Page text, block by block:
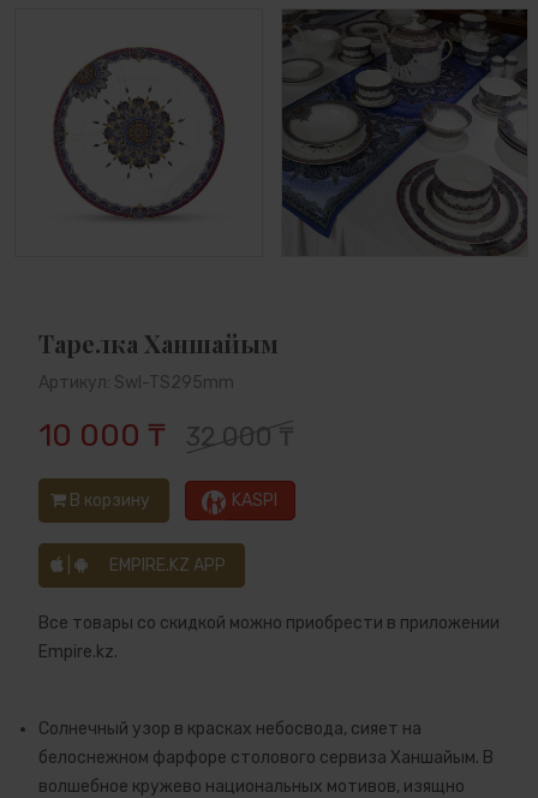
Тарелка Ханшайым
Артикул: Swl-TS295mm
10 000 ₸ 32 000 ₸
В корзину KASPI
EMPIRE.KZ APP
Все товары со скидкой можно приобрести в приложении
Empire.kz.
Солнечный узор в красках небосвода, сияет на
белоснежном фарфоре столового сервиза Ханшайым. В
волшебное кружево национальных мотивов, изящно